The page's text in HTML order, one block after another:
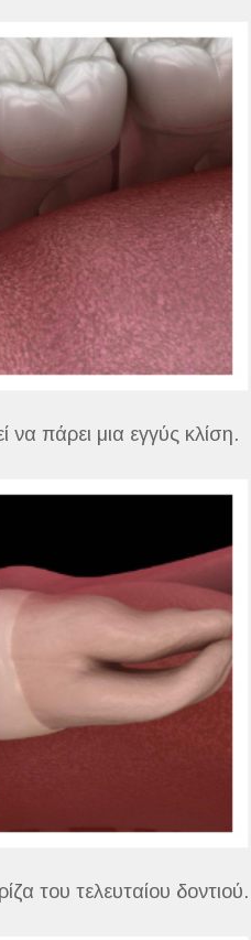
να πάρει μια εγγύς κλίση.
του τελευταίου δοντιού.